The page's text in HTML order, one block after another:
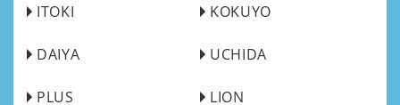
ITOKI KOKUYO
DAIYA UCHIDA
PLUS LION